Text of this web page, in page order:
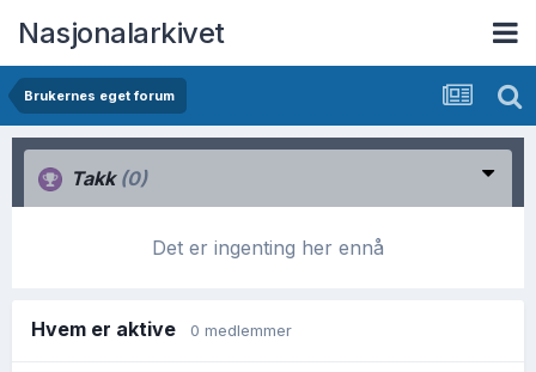
Nasjonalarkivet
Brukernes eget forum
Takk (0)
Det er ingenting her ennå
Hvem er aktive 0 medlemmer